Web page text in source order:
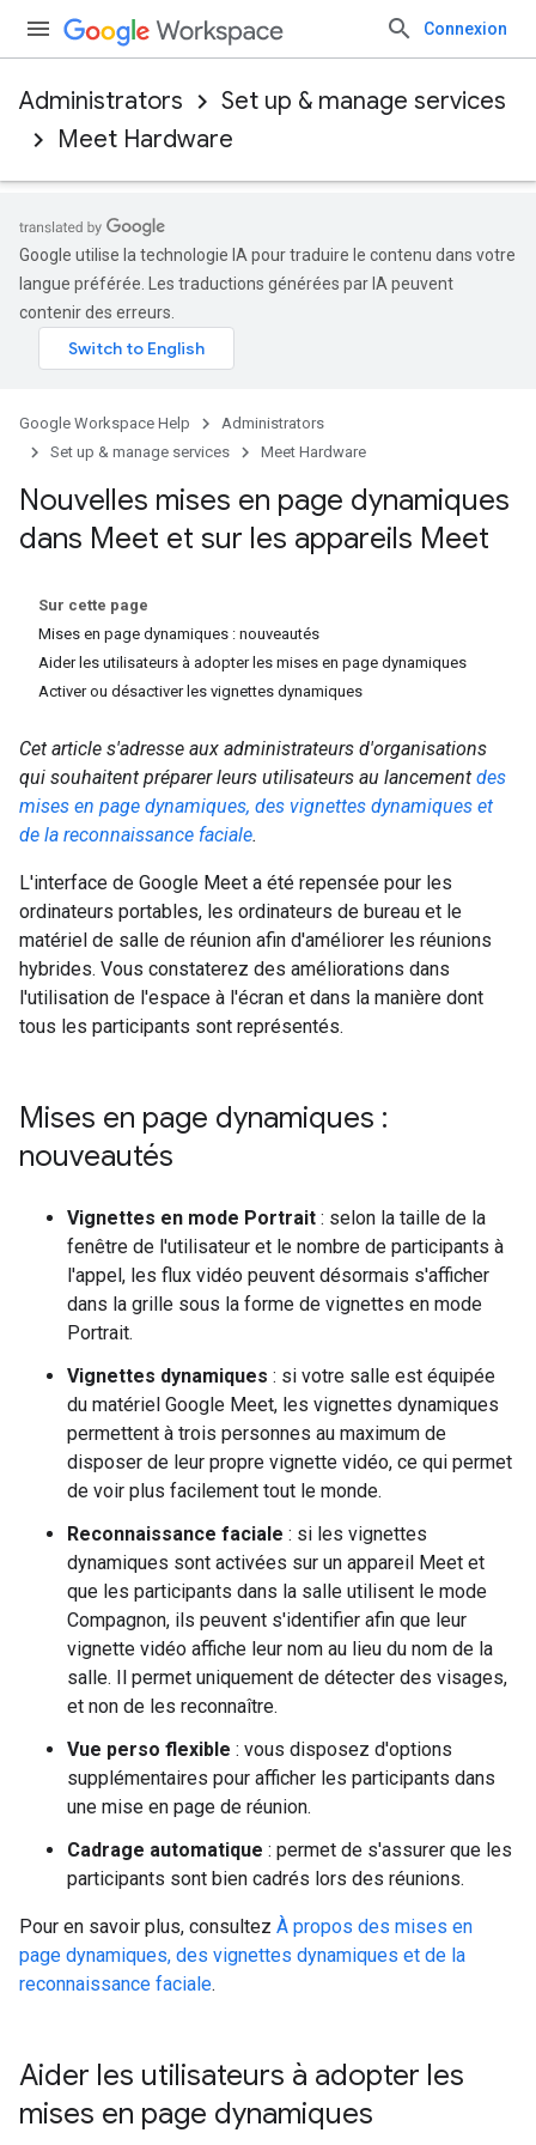
Connexion
Administrators
Set up & manage services
Meet Hardware
Google utilise la technologie IA pour traduire le contenu dans votre
langue préférée. Les traductions générées par IA peuvent
contenir des erreurs.
Google Workspace Help
Administrators
Set up & manage services
Meet Hardware
Nouvelles mises en page dynamiques
dans Meet et sur les appareils Meet
Sur cette page
Mises en page dynamiques : nouveautés
Aider les utilisateurs à adopter les mises en page dynamiques
Activer ou désactiver les vignettes dynamiques
Cet article s'adresse aux administrateurs d'organisations
qui souhaitent préparer leurs utilisateurs au lancement des
mises en page dynamiques, des vignettes dynamiques et
de la reconnaissance faciale.
L'interface de Google Meet a été repensée pour les
ordinateurs portables, les ordinateurs de bureau et le
matériel de salle de réunion afin d'améliorer les réunions
hybrides. Vous constaterez des améliorations dans
l'utilisation de l'espace à l'écran et dans la manière dont
tous les participants sont représentés.
Mises en page dynamiques :
nouveautés
Vignettes en mode Portrait : selon la taille de la
fenêtre de l'utilisateur et le nombre de participants à
l'appel, les flux vidéo peuvent désormais s'afficher
dans la grille sous la forme de vignettes en mode
Portrait.
Vignettes dynamiques : si votre salle est équipée
du matériel Google Meet, les vignettes dynamiques
permettent à trois personnes au maximum de
disposer de leur propre vignette vidéo, ce qui permet
de voir plus facilement tout le monde.
Reconnaissance faciale : si les vignettes
dynamiques sont activées sur un appareil Meet et
que les participants dans la salle utilisent le mode
Compagnon, ils peuvent s'identifier afin que leur
vignette vidéo affiche leur nom au lieu du nom de la
salle. Il permet uniquement de détecter des visages,
et non de les reconnaître.
Vue perso flexible : vous disposez d'options
supplémentaires pour afficher les participants dans
une mise en page de réunion.
Cadrage automatique : permet de s'assurer que les
participants sont bien cadrés lors des réunions.
Pour en savoir plus, consultez À propos des mises en
page dynamiques, des vignettes dynamiques et de la
reconnaissance faciale.
Aider les utilisateurs à adopter les
mises en page dynamiques